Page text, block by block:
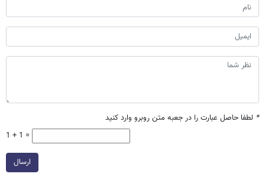
* لطفا حاصل عبارت را در جعبه متن روبرو وارد کنید
1 + 1 =
ارسال